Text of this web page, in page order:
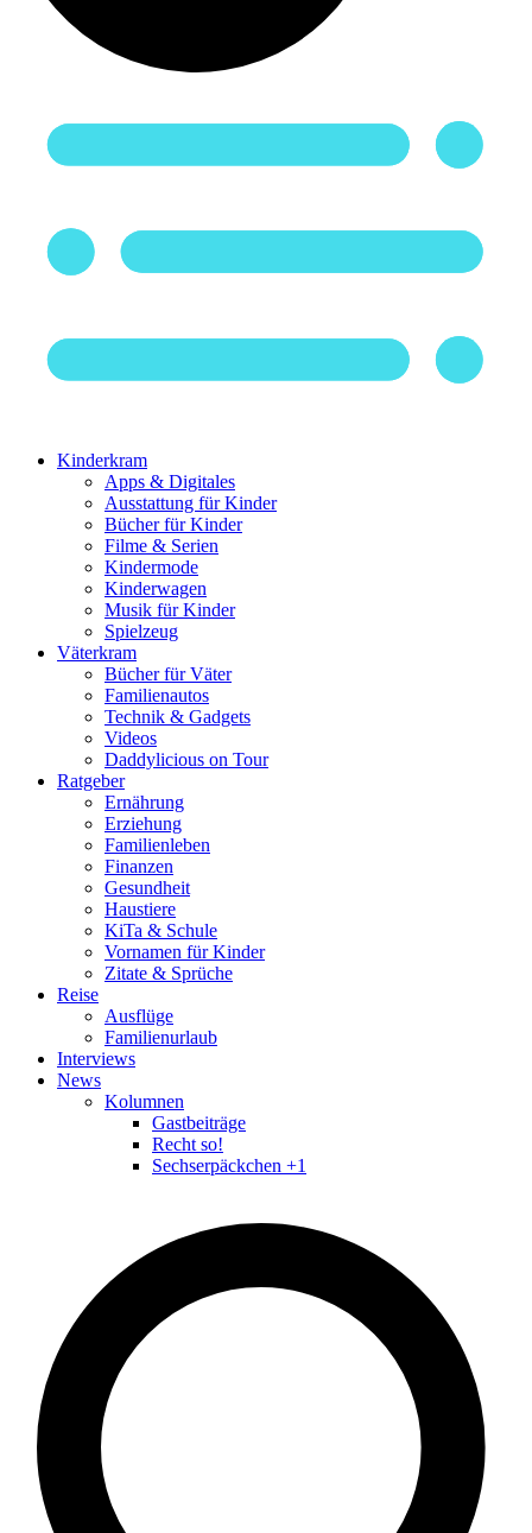
Kinderkram
Apps & Digitales
Ausstattung für Kinder
Bücher für Kinder
Filme & Serien
Kindermode
Kinderwagen
Musik für Kinder
Spielzeug
Väterkram
Bücher für Väter
Familienautos
Technik & Gadgets
Videos
Daddylicious on Tour
Ratgeber
Ernährung
Erziehung
Familienleben
Finanzen
Gesundheit
Haustiere
KiTa & Schule
Vornamen für Kinder
Zitate & Sprüche
Reise
Ausflüge
Familienurlaub
Interviews
News
Kolumnen
Gastbeiträge
Recht so!
Sechserpäckchen +1